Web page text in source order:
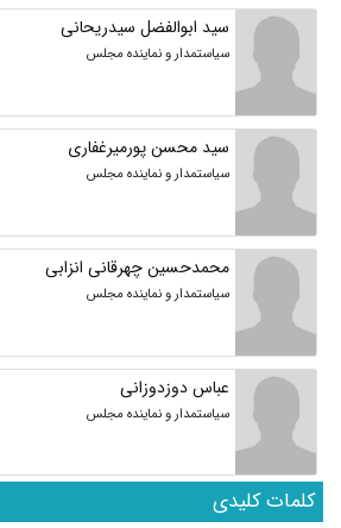
سید ابوالفضل سیدریحانی
سیاستمدار و نماینده مجلس
سید محسن پورمیرغفاری
سیاستمدار و نماینده مجلس
محمدحسین چهرقانی انزابی
سیاستمدار و نماینده مجلس
عباس دوزدوزانی
سیاستمدار و نماینده مجلس
کلمات کلیدی